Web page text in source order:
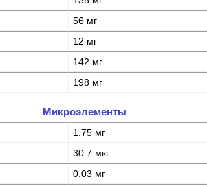
56 мг
12 мг
142 мг
198 мг
Микроэлементы
1.75 мг
30.7 мкг
0.03 мг